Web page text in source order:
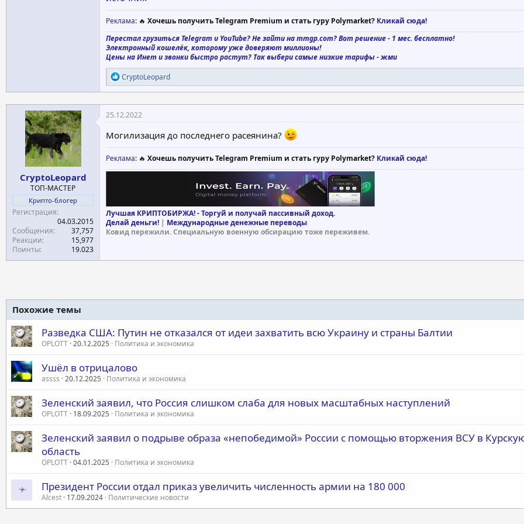
Реклама: 🔥 Хочешь получить Telegram Premium и стать гуру Polymarket? Кликай сюда!
Перестал грузиться Telegram и YouTube? Не зайти на mmgp.com? Вот решение - 1 мес. бесплатно!
Электронный кошелёк, которому уже доверяют миллионы!
Цены на Инет и звонки быстро растут? Так выбери самые низкие тарифы - жми
Р
е
а
к
ц
и
и
CryptoLeopard
CryptoLeopard
ТОП-МАСТЕР
Крипто-блогер
Регистрация
04.03.2015
Сообщения
37,757
Реакции
15,977
Поинты
19.023
25.12.2022
Могилизация до последнего расеянина?
Реклама: 🔥 Хочешь получить Telegram Premium и стать гуру Polymarket? Кликай сюда!
Лучшая КРИПТОБИРЖА! - Торгуй и получай пассивный доход.
Делай деньги! | Международные денежные переводы
Ковид пережили. Специальную военную обсирацию тоже переживем.
Похожие темы
Разведка США: Путин не отказался от идеи захватить всю Украину и страны Балтии
OPLOTT 20.12.2025 Политика и экономика
Ушёл в отрицалово
assss 20.12.2025 Политика и экономика
Зеленский заявил, что Россия слишком слаба для новых масштабных наступлений
OPLOTT 18.09.2025 Политика и экономика
Зеленский заявил о подрыве образа «непобедимой» России с помощью вторжения ВСУ в
область
OPLOTT 04.01.2025 Политика и экономика
Президент России отдал приказ увеличить численность армии на 180 000
Alcest 17.09.2024 Политические новости